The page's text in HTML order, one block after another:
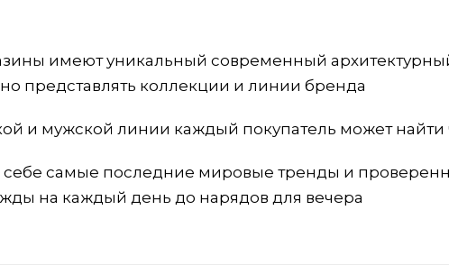
имеют уникальный современный
представлять коллекции и линии бренда
и мужской линии каждый покупатель может найти
себе самые последние мировые тренды и
на каждый день до нарядов для вечера